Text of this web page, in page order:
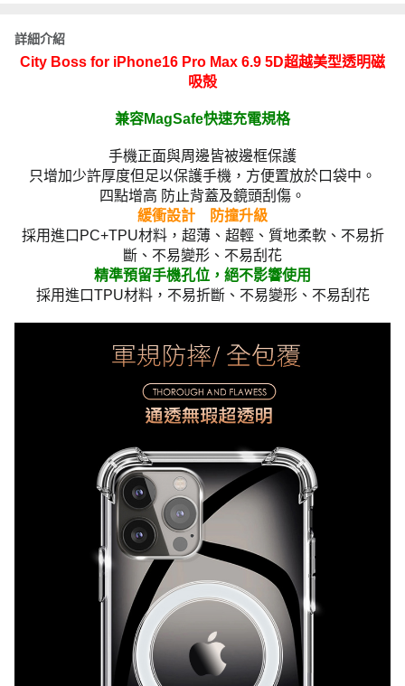
詳細介紹
City Boss for iPhone16 Pro Max 6.9 5D超越美型透明磁
吸殻
兼容MagSafe快速充電規格
手機正面與周邊皆被邊框保護
只增加少許厚度但足以保護手機，方便置放於口袋中。
四點增高 防止背蓋及鏡頭刮傷。
緩衝設計 防撞升級
採用進口PC+TPU材料，超薄、超輕、質地柔軟、不易折
斷、不易變形、不易刮花
精準預留手機孔位，絕不影響使用
採用進口TPU材料，不易折斷、不易變形、不易刮花